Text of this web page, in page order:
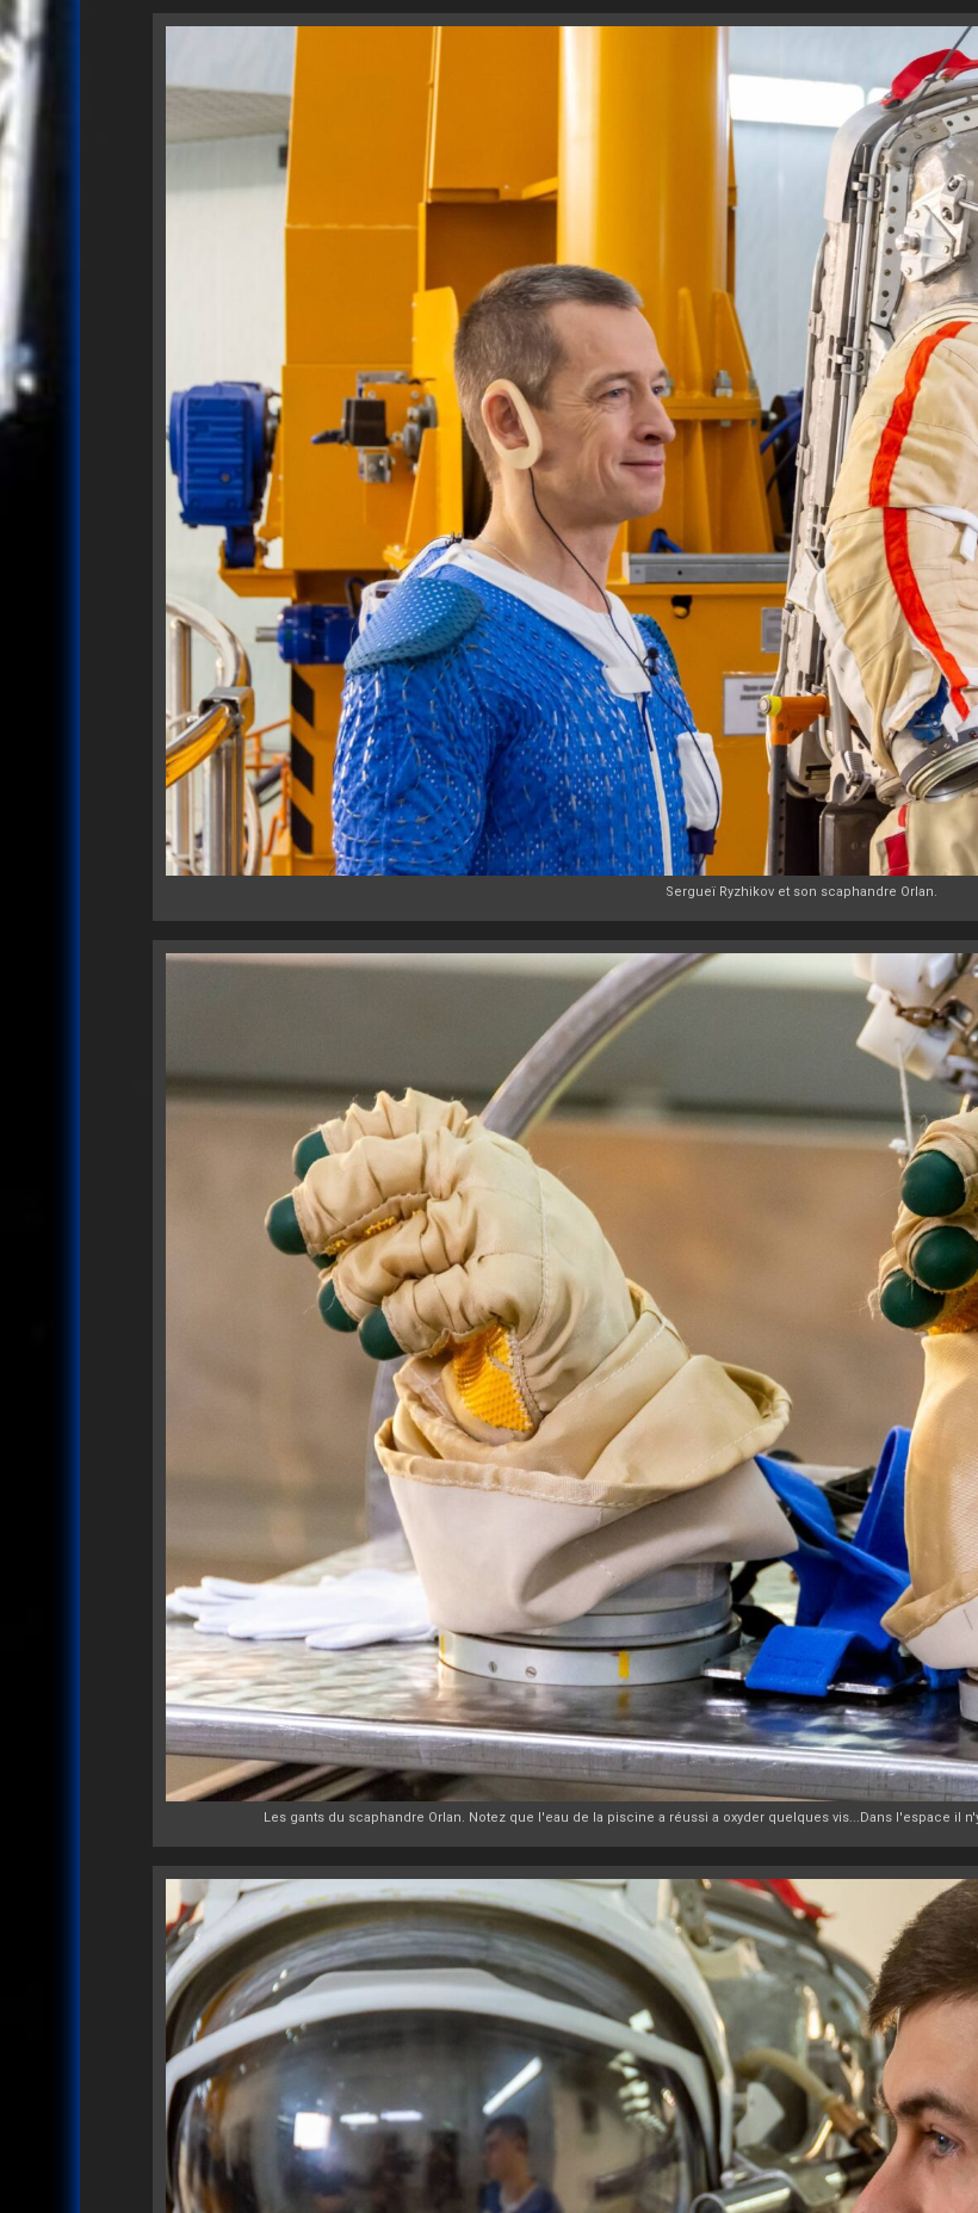
Sergueï Ryzhikov et son scaphandre Orlan.
Les gants du scaphandre Orlan. Notez que l'eau de la piscine a réussi a oxyder quelques vis...Dans l'espace il